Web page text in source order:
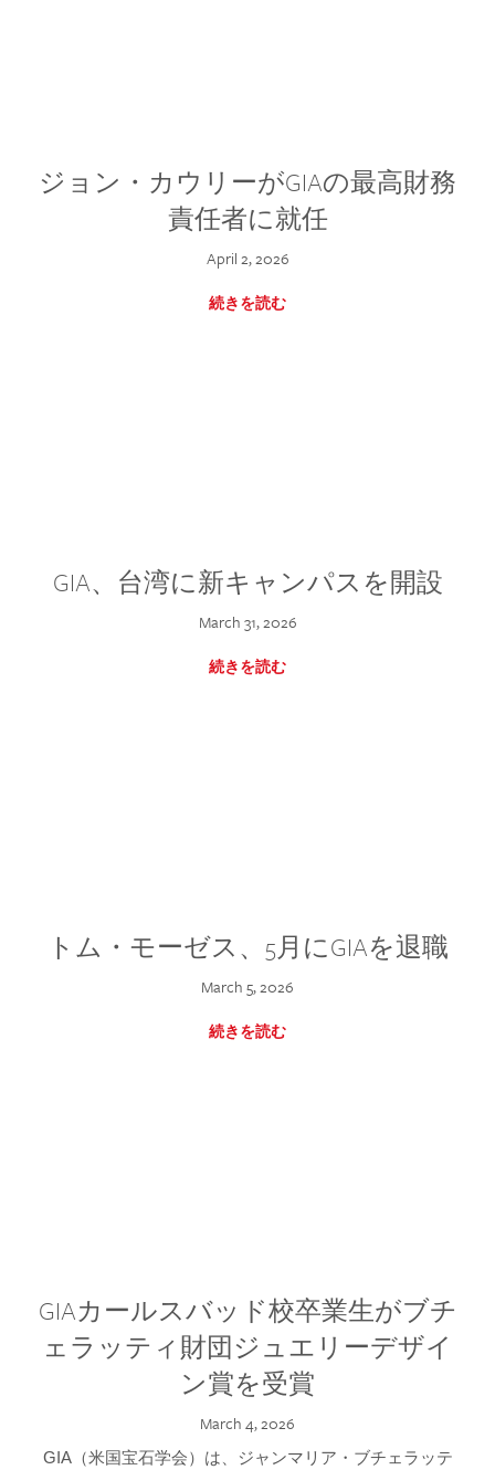
ジョン・カウリーがGIAの最高財務
責任者に就任
April 2, 2026
続きを読む
GIA、台湾に新キャンパスを開設
March 31, 2026
続きを読む
トム・モーゼス、5月にGIAを退職
March 5, 2026
続きを読む
GIAカールスバッド校卒業生がブチ
ェラッティ財団ジュエリーデザイ
ン賞を受賞
March 4, 2026
GIA（米国宝石学会）は、ジャンマリア・ブチェラッテ